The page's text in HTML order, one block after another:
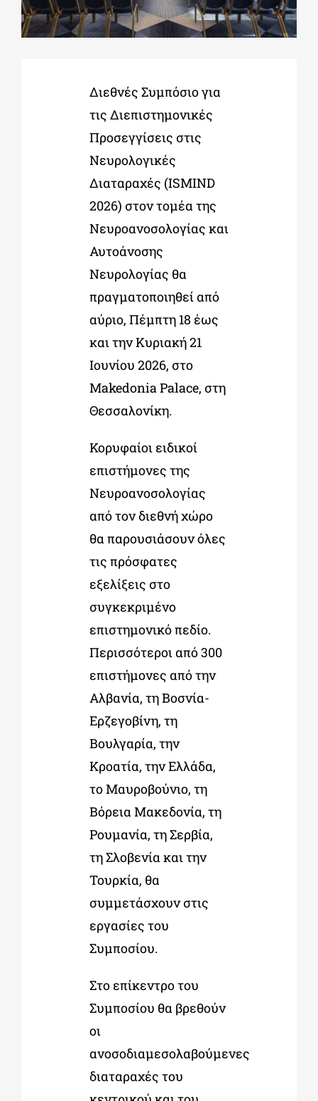
ΕΚΠΑΙΔΕΥΤΙΚΑ ΙΔΡΥΜΑΤΑ
ΠΟΛΙΤΙΣΤΙΚΟΙ ΦΟΡΕΙΣ
Διεθνές Συμπόσιο για
τις Διεπιστημονικές
Προσεγγίσεις στις
Νευρολογικές
Διαταραχές (ISMIND
2026) στον τομέα της
Νευροανοσολογίας και
Αυτοάνοσης
Νευρολογίας θα
πραγματοποιηθεί από
αύριο, Πέμπτη 18 έως
και την Κυριακή 21
Ιουνίου 2026, στο
Makedonia Palace, στη
Θεσσαλονίκη.
Κορυφαίοι ειδικοί
επιστήμονες της
Νευροανοσολογίας
από τον διεθνή χώρο
θα παρουσιάσουν όλες
τις πρόσφατες
εξελίξεις στο
συγκεκριμένο
επιστημονικό πεδίο.
Περισσότεροι από 300
επιστήμονες από την
Αλβανία, τη Βοσνία-
Ερζεγοβίνη, τη
Βουλγαρία, την
Κροατία, την Ελλάδα,
το Μαυροβούνιο, τη
Βόρεια Μακεδονία, τη
Ρουμανία, τη Σερβία,
τη Σλοβενία και την
Τουρκία, θα
συμμετάσχουν στις
εργασίες του
Συμποσίου.
Στο επίκεντρο του
Συμποσίου θα βρεθούν
οι
ανοσοδιαμεσολαβούμενες
διαταραχές του